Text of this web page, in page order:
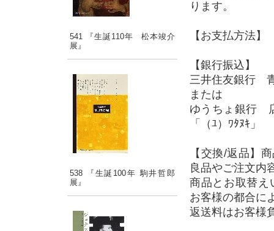
541 『生誕110年 松本竣介
展』
538 『生誕100年 駒井哲郎
展』
ります。
【お支払方法】
【銀行振込】
三井住友銀行
または
ゆうちょ銀行
「（ﾕ）ﾜﾀﾇｷ」
【交換/返品】
良品やご注文内
商品とお取替え
お客様の都合に
返送料はお客様